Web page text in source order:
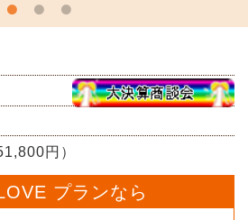
円）
プランなら